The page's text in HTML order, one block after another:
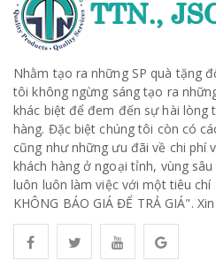
Nhằm tạo ra những SP quà tặng
tôi không ngừng sáng tạo ra
khác biệt để đem đến sự hài lòng
hàng. Đặc biệt chúng tôi còn có
cũng như những ưu đãi về chi phí
khách hàng ở ngoại tỉnh, vùng
luôn luôn làm việc với một tiêu chí
KHÔNG BÁO GIÁ ĐỂ TRẢ GIÁ".